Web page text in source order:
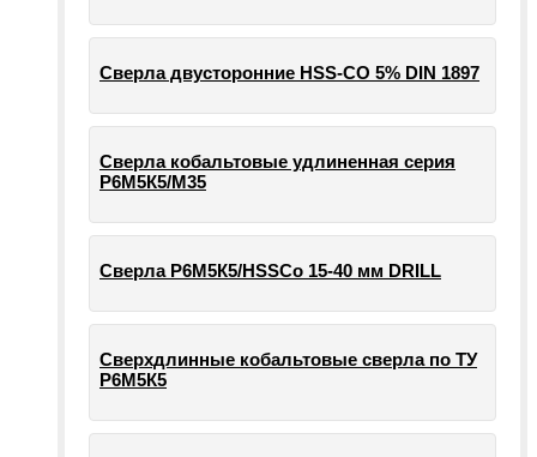
Сверла двусторонние HSS-CO 5% DIN 1897
Сверла кобальтовые удлиненная серия
Р6М5К5/М35
Сверла Р6М5К5/HSSCo 15-40 мм DRILL
Сверхдлинные кобальтовые сверла по ТУ
Р6М5К5